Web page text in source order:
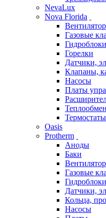
NevaLux
Nova Florida
Газовые
Гидроблоки
Горелки
Датчики,
Клапаны,
Насосы
Платы
Термостаты
Oasis
Protherm
Аноды
Баки
Газовые
Датчики,
Кольца,
Насосы